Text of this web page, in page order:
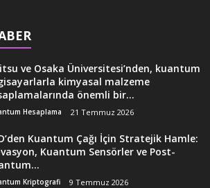
ve Osaka Üniversitesi’nden, kuantum
kimyasal malzeme
önemli bir...
Hesaplama 21 Temmuz 2026
Kuantum Çağı İçin Stratejik Hamle:
Kuantum Sensörler ve Post-
Kriptografi 9 Temmuz 2026